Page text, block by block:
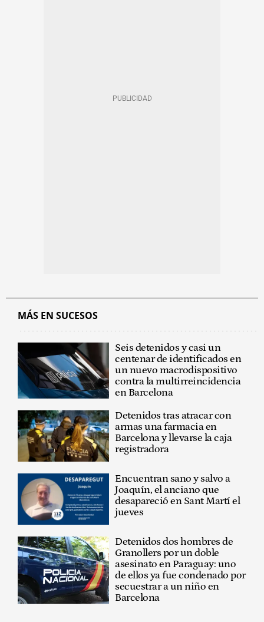
MÁS EN SUCESOS
Seis detenidos y casi un
centenar de identificados en
un nuevo macrodispositivo
contra la multirreincidencia
en Barcelona
Detenidos tras atracar con
armas una farmacia en
Barcelona y llevarse la caja
registradora
Encuentran sano y salvo a
Joaquín, el anciano que
desapareció en Sant Martí el
jueves
Detenidos dos hombres de
Granollers por un doble
asesinato en Paraguay: uno
de ellos ya fue condenado por
secuestrar a un niño en
Barcelona